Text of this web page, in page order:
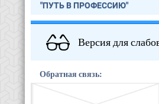
"ПУТЬ В ПРОФЕССИЮ"
Версия для
Обратная связь: